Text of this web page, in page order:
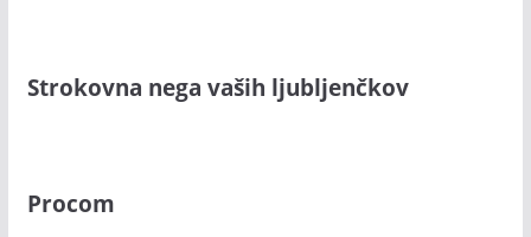
Strokovna nega vaših ljubljenčkov
Procom